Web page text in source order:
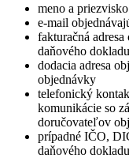
meno a
e-mail
fakturačná
daňového dokladu
dodacia adresa
objednávky
telefonický
komunikácie so
doručovateľov
prípadné IČO,
daňového dokladu